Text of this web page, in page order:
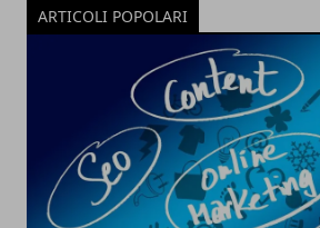
ARTICOLI POPOLARI